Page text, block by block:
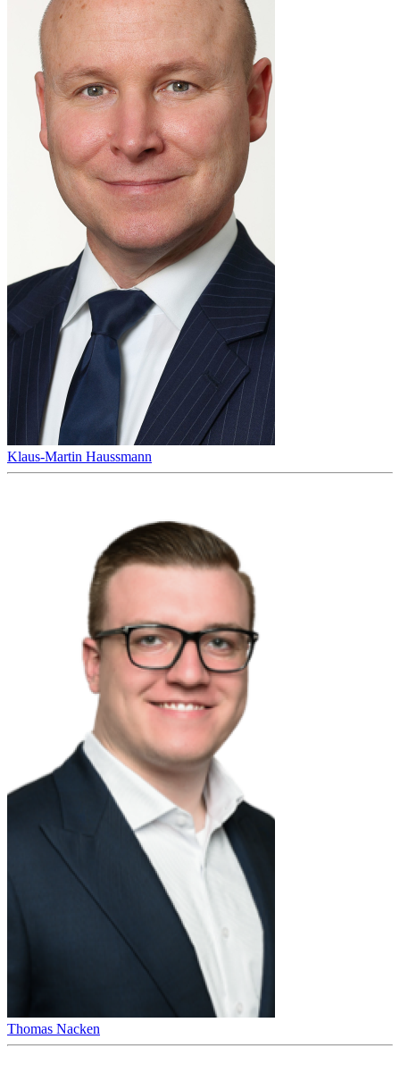
Klaus-Martin Haussmann
Thomas Nacken